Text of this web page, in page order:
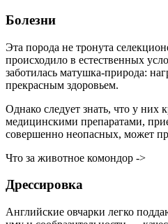
Болезни
Эта порода не тронута
происходило в естественных
заботилась матушка-природа:
прекрасным здоровьем.
Однако следует знать, что у
медицинскими препаратами,
совершенно неопасных, может
Что за животное комондор ->
Дрессировка
Английские овчарки легко